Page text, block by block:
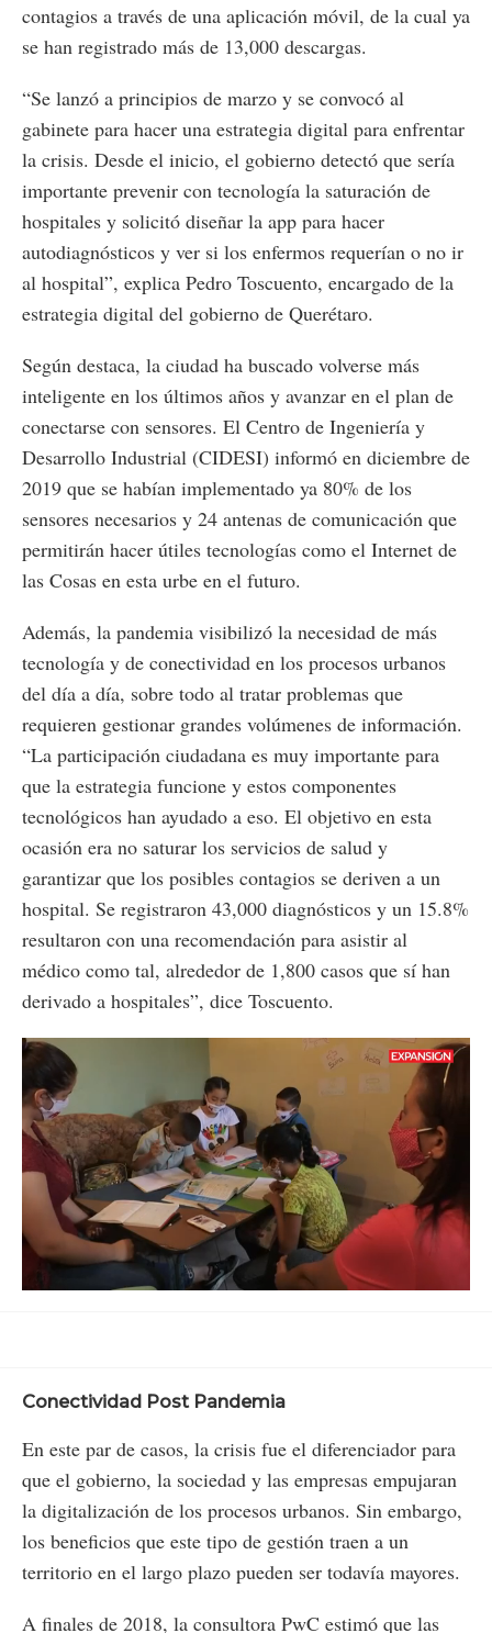
contagios a través de una aplicación móvil, de la cual ya
se han registrado más de 13,000 descargas.
“Se lanzó a principios de marzo y se convocó al
gabinete para hacer una estrategia digital para enfrentar
la crisis. Desde el inicio, el gobierno detectó que sería
importante prevenir con tecnología la saturación de
hospitales y solicitó diseñar la app para hacer
autodiagnósticos y ver si los enfermos requerían o no ir
al hospital”, explica Pedro Toscuento, encargado de la
estrategia digital del gobierno de Querétaro.
Según destaca, la ciudad ha buscado volverse más
inteligente en los últimos años y avanzar en el plan de
conectarse con sensores. El Centro de Ingeniería y
Desarrollo Industrial (CIDESI) informó en diciembre de
2019 que se habían implementado ya 80% de los
sensores necesarios y 24 antenas de comunicación que
permitirán hacer útiles tecnologías como el Internet de
las Cosas en esta urbe en el futuro.
Además, la pandemia visibilizó la necesidad de más
tecnología y de conectividad en los procesos urbanos
del día a día, sobre todo al tratar problemas que
requieren gestionar grandes volúmenes de información.
“La participación ciudadana es muy importante para
que la estrategia funcione y estos componentes
tecnológicos han ayudado a eso. El objetivo en esta
ocasión era no saturar los servicios de salud y
garantizar que los posibles contagios se deriven a un
hospital. Se registraron 43,000 diagnósticos y un 15.8%
resultaron con una recomendación para asistir al
médico como tal, alrededor de 1,800 casos que sí han
derivado a hospitales”, dice Toscuento.
Loaded
60.44%
Conectividad Post Pandemia
En este par de casos, la crisis fue el diferenciador para
que el gobierno, la sociedad y las empresas empujaran
la digitalización de los procesos urbanos. Sin embargo,
los beneficios que este tipo de gestión traen a un
territorio en el largo plazo pueden ser todavía mayores.
A finales de 2018, la consultora PwC estimó que las